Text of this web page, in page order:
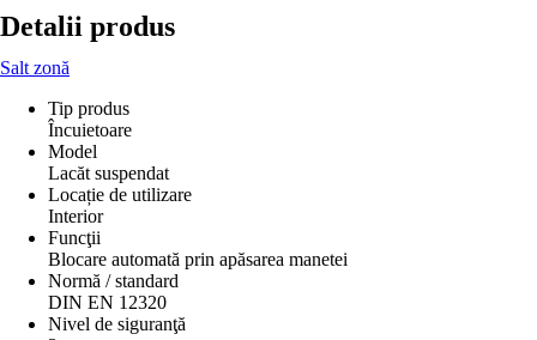
Detalii produs
Salt zonă
Tip produs
Încuietoare
Model
Lacăt suspendat
Locație de utilizare
Interior
Funcţii
Blocare automată prin apăsarea manetei
Normă / standard
DIN EN 12320
Nivel de siguranţă